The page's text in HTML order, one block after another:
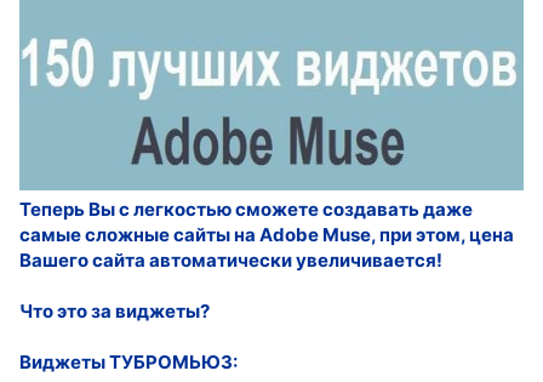
Теперь Вы с легкостью сможете создавать даже
самые сложные сайты на Adobe Muse, при этом, цена
Вашего сайта автоматически увеличивается!
Что это за виджеты?
Виджеты ТУБРОМЬЮЗ: